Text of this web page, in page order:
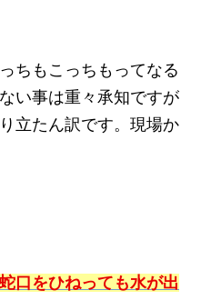
ちもこっちもってなる
い事は重々承知ですが
立たん訳です。現場か
口をひねっても水が出